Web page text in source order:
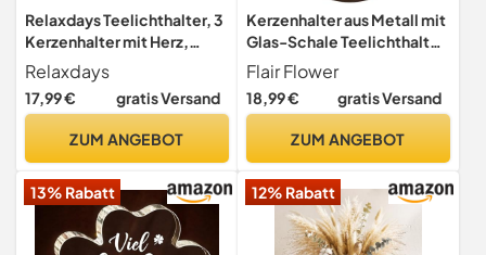
Relaxdays Teelichthalter, 3
Kerzenhalter mit Herz,
Tablett & Steine, Tischdeko
Wohnzimmer & Esszimmer,
Kerzendeko, braun
Relaxdays
17,99 € gratis Versand
ZUM ANGEBOT
Kerzenhalter aus Metall mit
Glas-Schale Teelichthalter
Kerzenständer
Kerzenleuchter modern
Blumen Design Braun Gold
Tischdeko Geschenkidee
romantische Deko
Valentinstag
Flair Flower
18,99 € gratis Versand
ZUM ANGEBOT
13% Rabatt 12% Rabatt